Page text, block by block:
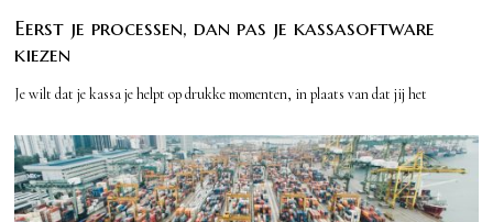
Eerst je processen, dan pas je kassasoftware
kiezen
Je wilt dat je kassa je helpt op drukke momenten, in plaats van dat jij het